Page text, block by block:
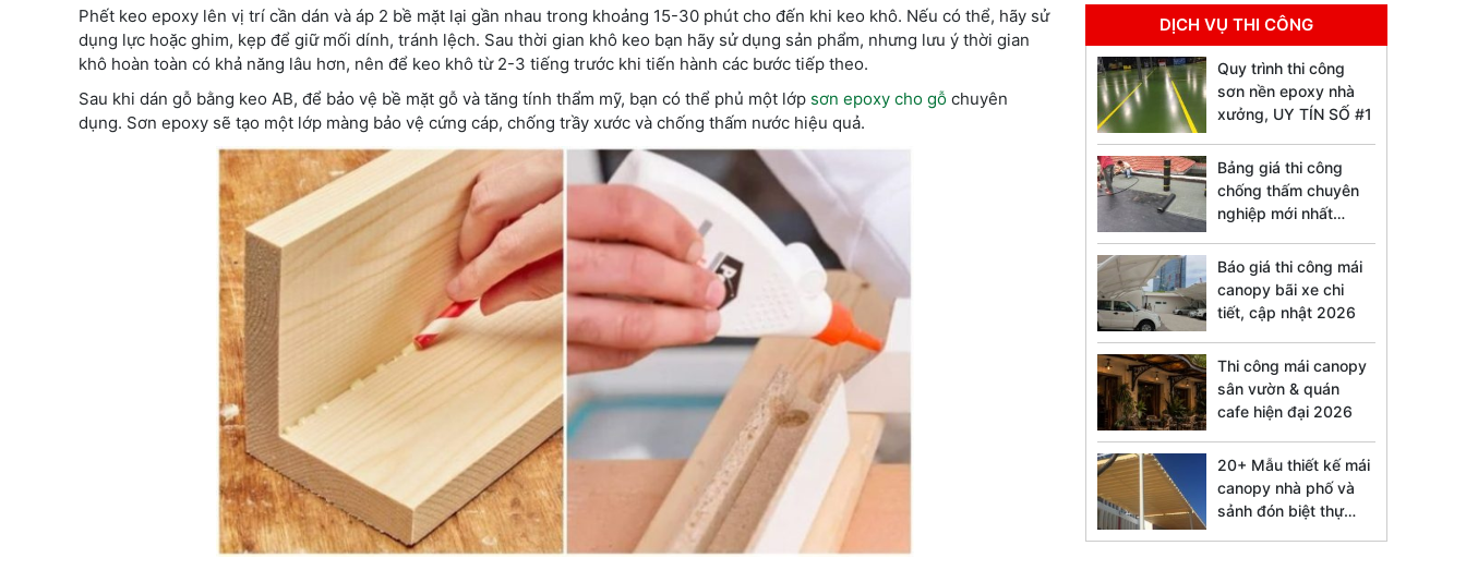
Phết keo epoxy lên vị trí cần dán và áp 2 bề mặt lại gần nhau trong khoảng 15-30 phút cho đến khi keo khô. Nếu có thể, hãy sử
dụng lực hoặc ghim, kẹp để giữ mối dính, tránh lệch. Sau thời gian khô keo bạn hãy sử dụng sản phẩm, nhưng lưu ý thời gian
khô hoàn toàn có khả năng lâu hơn, nên để keo khô từ 2-3 tiếng trước khi tiến hành các bước tiếp theo.
Sau khi dán gỗ bằng keo AB, để bảo vệ bề mặt gỗ và tăng tính thẩm mỹ, bạn có thể phủ một lớp sơn epoxy cho gỗ chuyên
dụng. Sơn epoxy sẽ tạo một lớp màng bảo vệ cứng cáp, chống trầy xước và chống thấm nước hiệu quả.
DỊCH VỤ THI CÔNG
Quy trình thi công
sơn nền epoxy nhà
xưởng, UY TÍN SỐ #1
Bảng giá thi công
chống thấm chuyên
nghiệp mới nhất
Báo giá thi công mái
canopy bãi xe chi
tiết, cập nhật 2026
Thi công mái canopy
sân vườn & quán
cafe hiện đại 2026
20+ Mẫu thiết kế mái
canopy nhà phố và
sảnh đón biệt thự